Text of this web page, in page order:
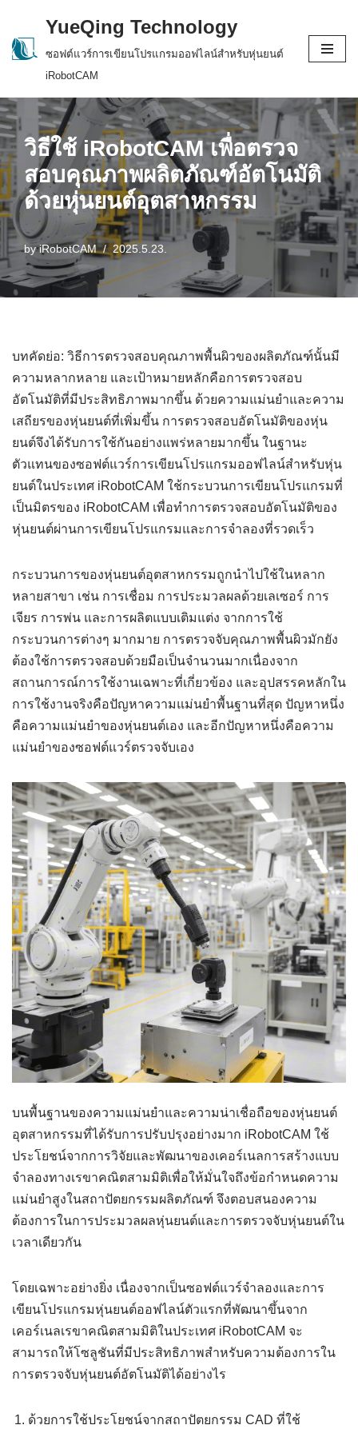
Skip
YueQing Technology
ซอฟต์แวร์การเขียนโปรแกรมออฟไลน์สำหรับหุ่นยนต์
iRobotCAM
วิธีใช้ iRobotCAM เพื่อตรวจ
สอบคุณภาพผลิตภัณฑ์อัตโนมัติ
ด้วยหุ่นยนต์อุตสาหกรรม
byiRobotCAM 2025.5.23.
บทคัดย่อ: วิธีการตรวจสอบคุณภาพพื้นผิวของผลิตภัณฑ์นั้นมี
ความหลากหลาย และเป้าหมายหลักคือการตรวจสอบ
อัตโนมัติที่มีประสิทธิภาพมากขึ้น ด้วยความแม่นยำและความ
เสถียรของหุ่นยนต์ที่เพิ่มขึ้น การตรวจสอบอัตโนมัติของหุ่น
ยนต์จึงได้รับการใช้กันอย่างแพร่หลายมากขึ้น ในฐานะ
ตัวแทนของซอฟต์แวร์การเขียนโปรแกรมออฟไลน์สำหรับหุ่น
ยนต์ในประเทศ iRobotCAM ใช้กระบวนการเขียนโปรแกรมที่
เป็นมิตรของ iRobotCAM เพื่อทำการตรวจสอบอัตโนมัติของ
หุ่นยนต์ผ่านการเขียนโปรแกรมและการจำลองที่รวดเร็ว
กระบวนการของหุ่นยนต์อุตสาหกรรมถูกนำไปใช้ในหลาก
หลายสาขา เช่น การเชื่อม การประมวลผลด้วยเลเซอร์ การ
เจียร การพ่น และการผลิตแบบเติมแต่ง จากการใช้
กระบวนการต่างๆ มากมาย การตรวจจับคุณภาพพื้นผิวมักยัง
ต้องใช้การตรวจสอบด้วยมือเป็นจำนวนมากเนื่องจาก
สถานการณ์การใช้งานเฉพาะที่เกี่ยวข้อง และอุปสรรคหลักใน
การใช้งานจริงคือปัญหาความแม่นยำพื้นฐานที่สุด ปัญหาหนึ่ง
คือความแม่นยำของหุ่นยนต์เอง และอีกปัญหาหนึ่งคือความ
แม่นยำของซอฟต์แวร์ตรวจจับเอง
บนพื้นฐานของความแม่นยำและความน่าเชื่อถือของหุ่นยนต์
อุตสาหกรรมที่ได้รับการปรับปรุงอย่างมาก iRobotCAM ใช้
ประโยชน์จากการวิจัยและพัฒนาของเคอร์เนลการสร้างแบบ
จำลองทางเรขาคณิตสามมิติเพื่อให้มั่นใจถึงข้อกำหนดความ
แม่นยำสูงในสถาปัตยกรรมผลิตภัณฑ์ จึงตอบสนองความ
ต้องการในการประมวลผลหุ่นยนต์และการตรวจจับหุ่นยนต์ใน
เวลาเดียวกัน
โดยเฉพาะอย่างยิ่ง เนื่องจากเป็นซอฟต์แวร์จำลองและการ
เขียนโปรแกรมหุ่นยนต์ออฟไลน์ตัวแรกที่พัฒนาขึ้นจาก
เคอร์เนลเรขาคณิตสามมิติในประเทศ iRobotCAM จะ
สามารถให้โซลูชันที่มีประสิทธิภาพสำหรับความต้องการใน
การตรวจจับหุ่นยนต์อัตโนมัติได้อย่างไร
ด้วยการใช้ประโยชน์จากสถาปัตยกรรม CAD ที่ใช้